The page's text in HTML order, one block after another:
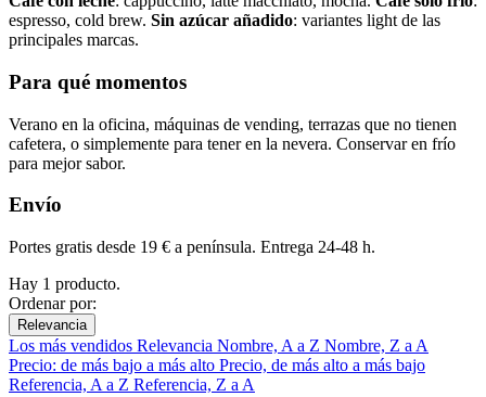
espresso, cold brew. Sin azúcar añadido: variantes light de las
principales marcas.
Para qué momentos
Verano en la oficina, máquinas de vending, terrazas que no tienen
cafetera, o simplemente para tener en la nevera. Conservar en frío
para mejor sabor.
Envío
Portes gratis desde 19 € a península. Entrega 24-48 h.
Hay 1 producto.
Ordenar por:
Relevancia
Los más vendidos Relevancia Nombre, A a Z Nombre, Z a A
Precio: de más bajo a más alto Precio, de más alto a más bajo
Referencia, A a Z Referencia, Z a A